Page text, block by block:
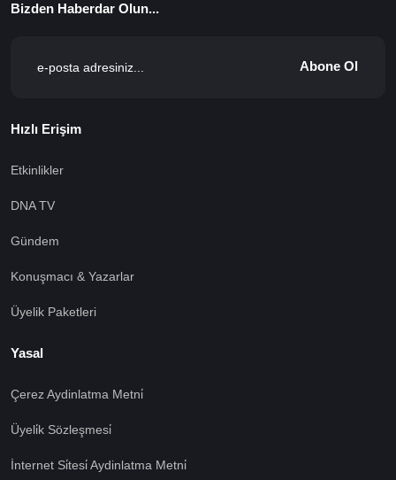
Bizden Haberdar Olun...
Abone Ol
Hızlı Erişim
Etkinlikler
DNA TV
Gündem
Konuşmacı & Yazarlar
Üyelik Paketleri
Yasal
Çerez Aydinlatma Metni̇
Üyeli̇k Sözleşmesi̇
İnternet Si̇tesi̇ Aydinlatma Metni̇